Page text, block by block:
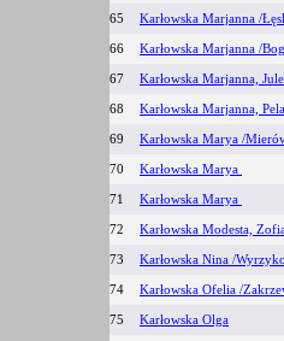
65 Karłowska Marjanna /
66 Karłowska Marjanna /
67 Karłowska Marjanna,
68 Karłowska Marjanna,
69
Karłowska Marya /
70 Karłowska Marya
71 Karłowska Marya
72 Karłowska Modesta,
73 Karłowska Nina /
74 Karłowska Ofelia /
75 Karłowska Olga